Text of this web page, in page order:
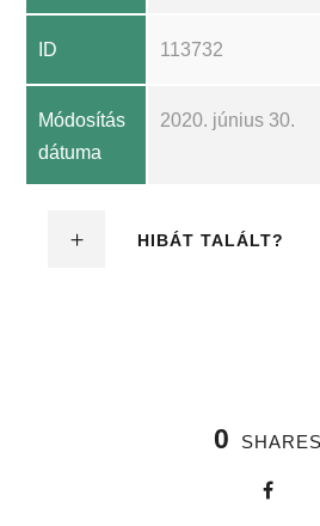
ID 113732
Módosítás
dátuma
2020. június 30.
HIBÁT TALÁLT?
0 SHARES